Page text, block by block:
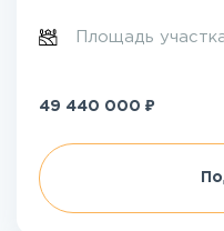
Площадь
49 440 000 ₽